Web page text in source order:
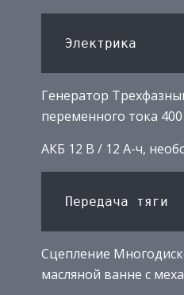
Генератор
переменного тока
АКБ 12 В / 12 А-ч,
Сцепление
масляной ванне с